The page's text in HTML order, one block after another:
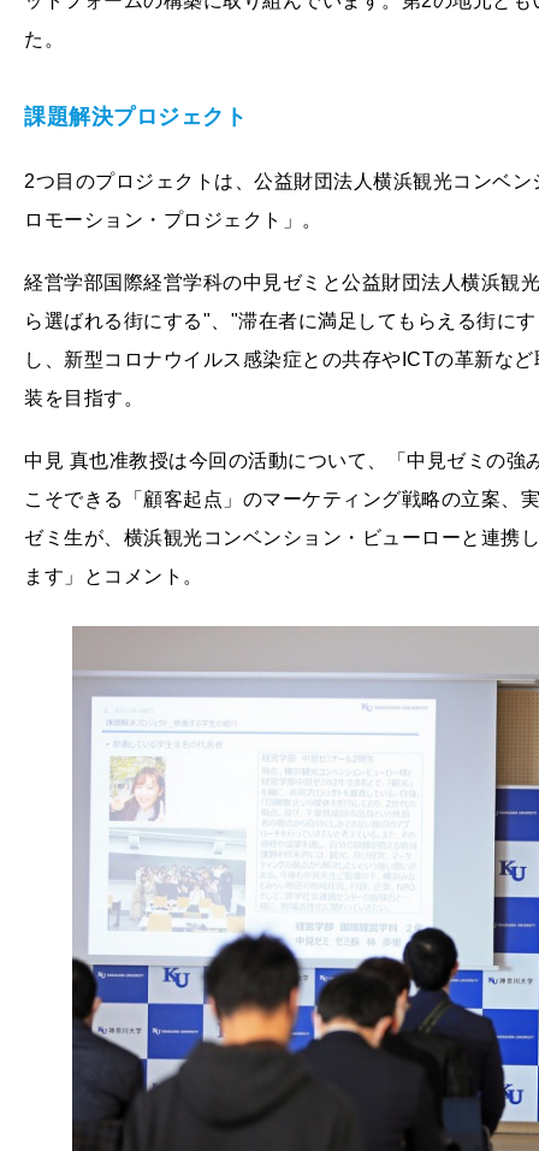
た。
課題解決プロジェクト
2つ目のプロジェクトは、公益財団法人横浜観光コンベ
ロモーション・プロジェクト」。
経営学部国際経営学科の中見ゼミと公益財団法人横浜観
ら選ばれる街にする"、"滞在者に満足してもらえる街に
し、新型コロナウイルス感染症との共存やICTの革新な
装を目指す。
中見 真也准教授は今回の活動について、「中見ゼミの
こそできる「顧客起点」のマーケティング戦略の立案、
ゼミ生が、横浜観光コンベンション・ビューローと連携
ます」とコメント。